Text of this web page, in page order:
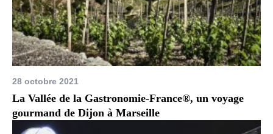
28 octobre 2021
La Vallée de la Gastronomie-France®, un voyage
gourmand de Dijon à Marseille